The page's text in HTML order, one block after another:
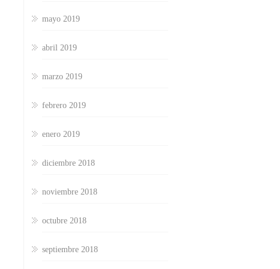
mayo 2019
abril 2019
marzo 2019
febrero 2019
enero 2019
diciembre 2018
noviembre 2018
octubre 2018
septiembre 2018